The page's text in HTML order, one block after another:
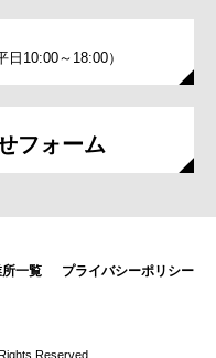
日10:00～18:00）
フォーム
一覧
プライバシーポリシー
Reserved.